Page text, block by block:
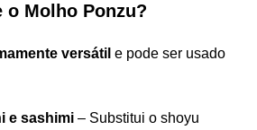
o Molho Ponzu?
versátil e pode ser usado
e sashimi– Substitui o shoyu